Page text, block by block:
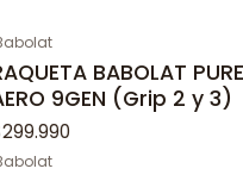
BABOLAT PURE
9GEN (Grip 2 y 3)